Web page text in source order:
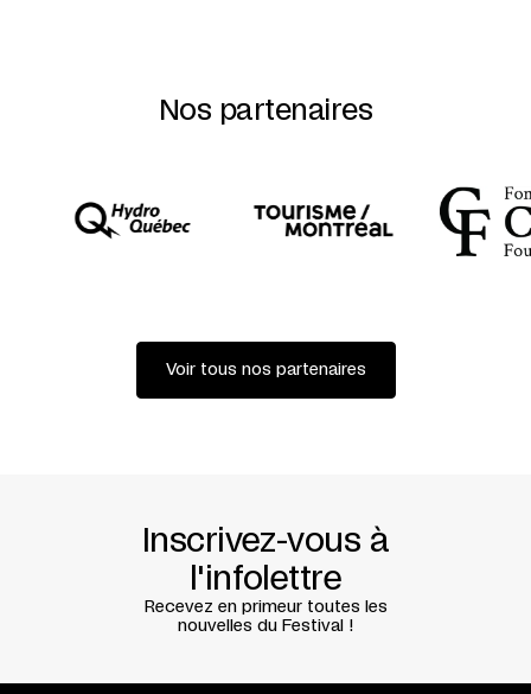
Nos partenaires
Voir tous nos partenaires
Inscrivez-vous à
l'infolettre
Recevez en primeur toutes les
nouvelles du Festival !